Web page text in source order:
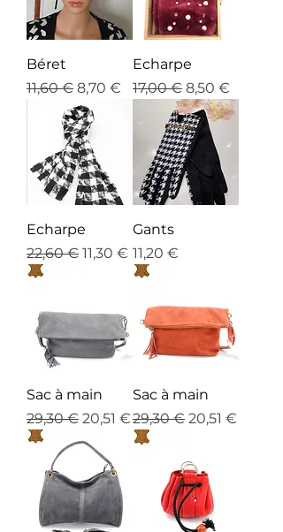
Béret
Prix original
11,60 € Prix promotionnel
8,70 €
Echarpe
Prix original
17,00 € Prix
8,50 €
Echarpe
Prix original
22,60 € Prix promotionnel
11,30 €
Gants
Prix
11,20 €
Sac à main
Prix original
29,30 € Prix promotionnel
20,51 €
Sac à main
Prix original
29,30 € Prix
20,51 €